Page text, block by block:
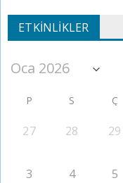
ETKINLIKLER
P S Ç
27 28 29
3 4 5